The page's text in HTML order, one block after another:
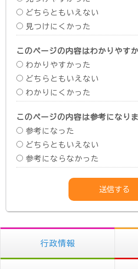
どちらともいえない
見つけにくかった
このページの内容はわかりやす
わかりやすかった
どちらともいえない
わかりにくかった
このページの内容は参考になり
参考になった
どちらともいえない
参考にならなかった
行政情報